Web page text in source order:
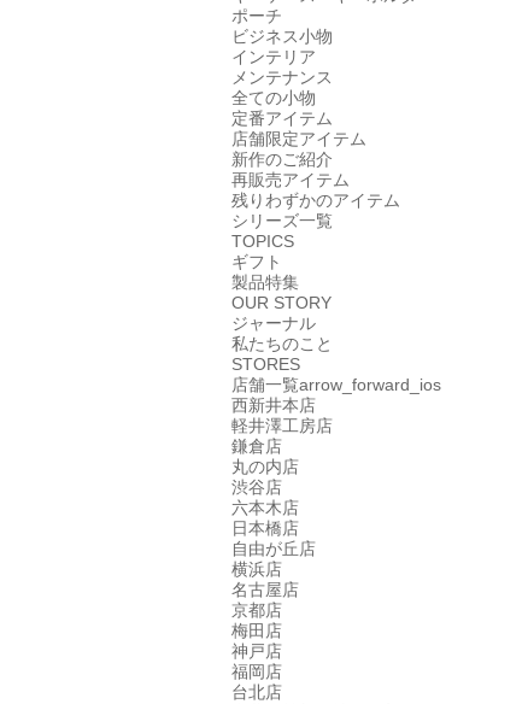
ポーチ
ビジネス小物
インテリア
メンテナンス
全ての小物
定番アイテム
店舗限定アイテム
新作のご紹介
再販売アイテム
残りわずかのアイテム
シリーズ一覧
TOPICS
ギフト
製品特集
OUR STORY
ジャーナル
私たちのこと
STORES
店舗一覧arrow_forward_ios
西新井本店
軽井澤工房店
鎌倉店
丸の内店
渋谷店
六本木店
日本橋店
自由が丘店
横浜店
名古屋店
京都店
梅田店
神戸店
福岡店
台北店